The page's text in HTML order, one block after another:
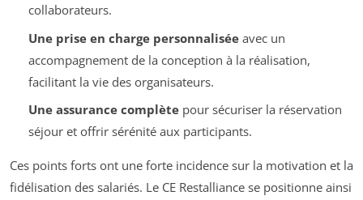
collaborateurs.
Une prise en charge personnaliséeavec un
accompagnement de la conception à la réalisation,
facilitant la vie des organisateurs.
Une assurance complètepour sécuriser la réservation
séjour et offrir sérénité aux participants.
Ces points forts ont une forte incidence sur la motivation et la
fidélisation des salariés. Le CE Restalliance se positionne ainsi